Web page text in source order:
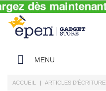
MENU
ACCUEIL ARTICLES D'ÉCRITURE